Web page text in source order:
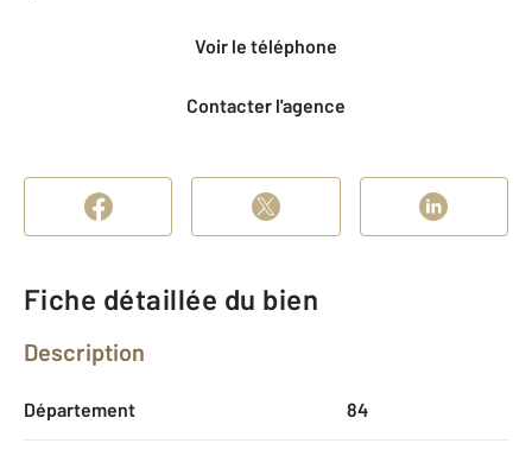
Voir le téléphone
Contacter l'agence
Fiche détaillée du bien
Description
Département 84